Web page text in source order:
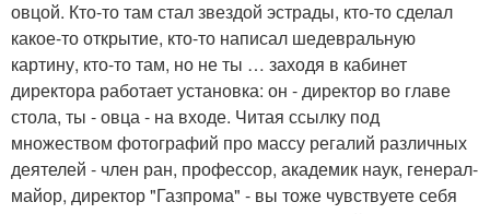
овцой. Кто-то там стал звездой эстрады, кто-то сделал
какое-то открытие, кто-то написал шедевральную
картину, кто-то там, но не ты … заходя в кабинет
директора работает установка: он - директор во главе
стола, ты - овца - на входе. Читая ссылку под
множеством фотографий про массу регалий различных
деятелей - член ран, профессор, академик наук, генерал-
майор, директор "Газпрома" - вы тоже чувствуете себя